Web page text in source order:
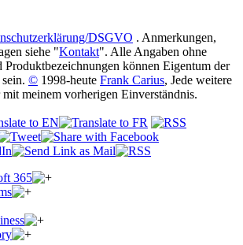
DSGVO . Anmerkungen,
siehe "Kontakt". Alle Angaben ohne
können Eigentum der
© 1998-heute Frank Carius, Jede weitere
meinem vorherigen Einverständnis.
365